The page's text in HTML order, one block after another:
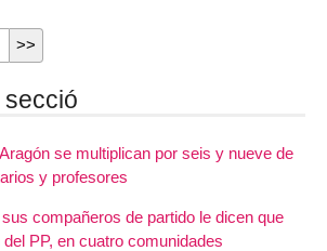
secció
se multiplican por seis y nueve de
y profesores
compañeros de partido le dicen que
PP, en cuatro comunidades